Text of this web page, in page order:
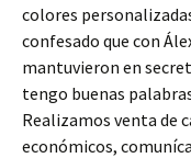
colores
confesado que con
mantuvieron en
tengo buenas
Realizamos venta de
económicos,